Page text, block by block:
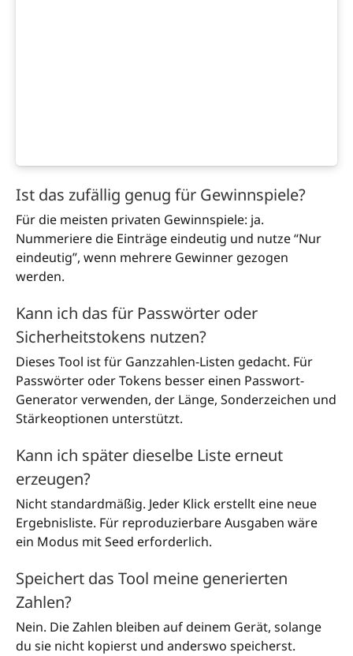
Ist das zufällig genug für Gewinnspiele?
Für die meisten privaten Gewinnspiele: ja.
Nummeriere die Einträge eindeutig und nutze “Nur
eindeutig”, wenn mehrere Gewinner gezogen
werden.
Kann ich das für Passwörter oder
Sicherheitstokens nutzen?
Dieses Tool ist für Ganzzahlen-Listen gedacht. Für
Passwörter oder Tokens besser einen Passwort-
Generator verwenden, der Länge, Sonderzeichen und
Stärkeoptionen unterstützt.
Kann ich später dieselbe Liste erneut
erzeugen?
Nicht standardmäßig. Jeder Klick erstellt eine neue
Ergebnisliste. Für reproduzierbare Ausgaben wäre
ein Modus mit Seed erforderlich.
Speichert das Tool meine generierten
Zahlen?
Nein. Die Zahlen bleiben auf deinem Gerät, solange
du sie nicht kopierst und anderswo speicherst.